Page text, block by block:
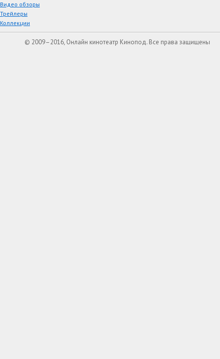
Видео обзоры
Трейлеры
Коллекции
© 2009–2016, Онлайн кинотеатр Кинопод. Все права защищены